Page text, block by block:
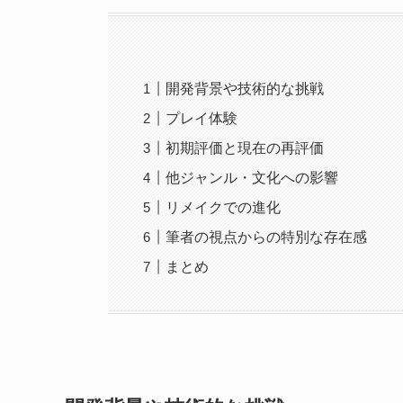
開発背景や技術的な挑戦
プレイ体験
初期評価と現在の再評価
他ジャンル・文化への影響
リメイクでの進化
筆者の視点からの特別な存在感
まとめ